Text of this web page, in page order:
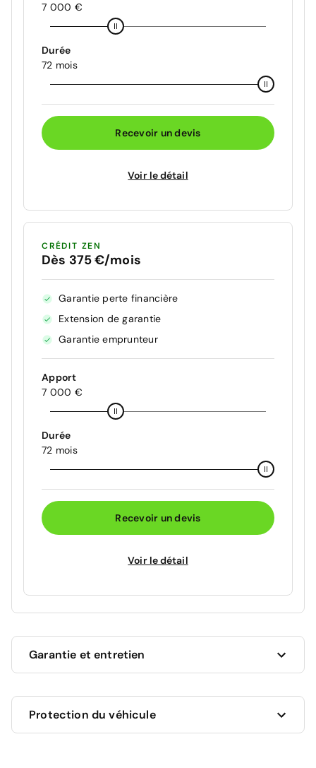
7 000 €
Durée
72 mois
Recevoir un devis
Voir le détail
CRÉDIT ZEN
Dès 375 €/mois
Garantie perte financière
Extension de garantie
Garantie emprunteur
Apport
7 000 €
Durée
72 mois
Recevoir un devis
Voir le détail
Garantie et entretien
jusqu'au 29/06/2028 soit pour une durée de 22
mois. Les travaux couverts par la garantie seront
réseau constructeur.
Protection du véhicule